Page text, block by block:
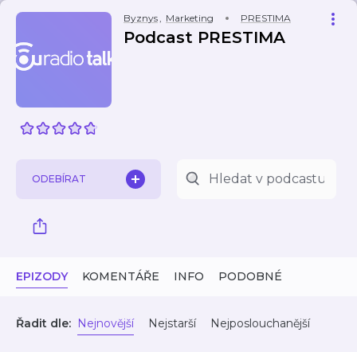
Byznys, Marketing PRESTIMA
Podcast PRESTIMA
ODEBÍRAT
EPIZODY KOMENTÁŘE INFO PODOBNÉ
Řadit dle: Nejnovější Nejstarší Nejposlouchanější